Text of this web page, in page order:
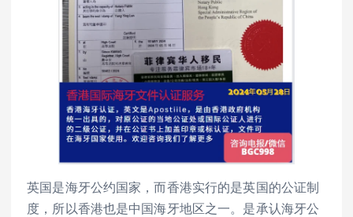
英国是海牙公约国家，而香港实行的是英国的公证制
度，所以香港也是中国海牙地区之一。是承认海牙公